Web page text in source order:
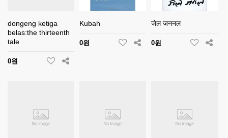
dongeng ketiga
belas:the thirteenth
tale
0원
Kubah
0원
जेल जननल
0원